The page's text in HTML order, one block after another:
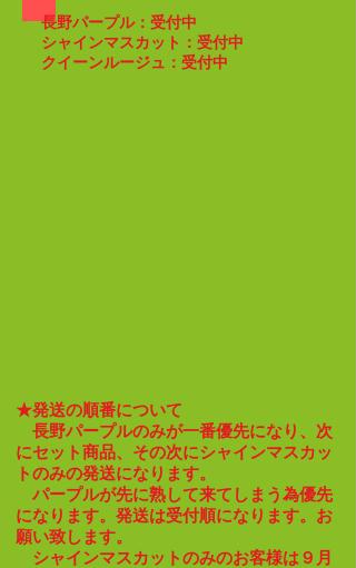
​長野パープル：受付中
​シャインマスカット：受付中
​クイーンルージュ：受付中
★発送の順番について
長野パープルのみが一番優先になり、次
にセット商品、その次にシャインマスカッ
トのみの発送になります。
パープルが先に熟して来てしまう為優先
になります。発送は受付順になります。お
願い致します。
シャインマスカットのみのお客様は９月